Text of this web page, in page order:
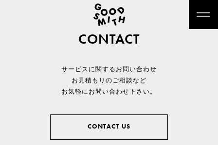
CONTACT
サービスに関するお問い合わせ
お見積もりのご相談など
お気軽にお問い合わせ下さい。
CONTACT US